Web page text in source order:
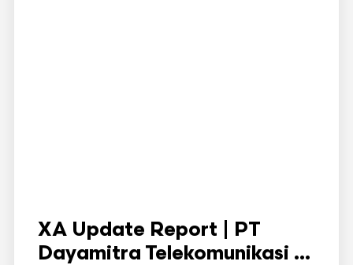
XA Update Report | PT
Dayamitra Telekomunikasi ...